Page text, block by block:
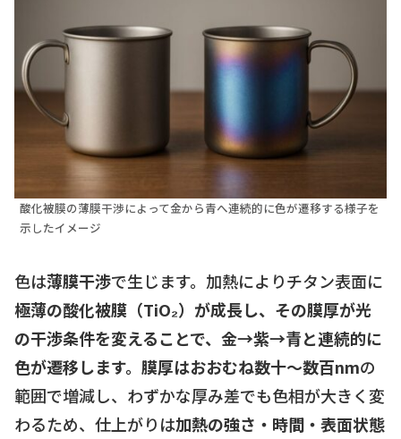
酸化被膜の薄膜干渉によって金から青へ連続的に色が遷移する様子を
示したイメージ
色は薄膜干渉で生じます。加熱によりチタン表面に
極薄の酸化被膜（TiO₂）が成長し、その膜厚が光
の干渉条件を変えることで、金→紫→青と連続的に
色が遷移します。膜厚はおおむね数十〜数百nmの
範囲で増減し、わずかな厚み差でも色相が大きく変
わるため、仕上がりは加熱の強さ・時間・表面状態